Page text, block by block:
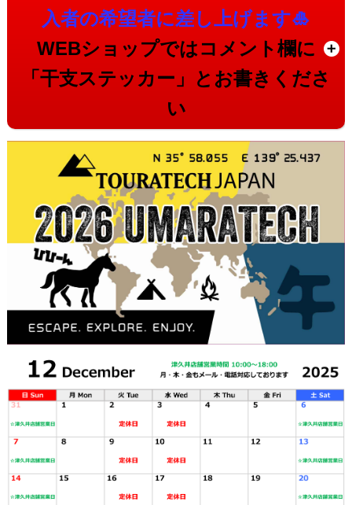
入者の希望者に差し上げます🎍
WEBショップではコメント欄に
「干支ステッカー」とお書きくださ
い